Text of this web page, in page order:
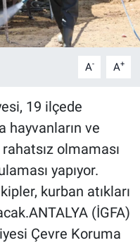
A- A+
19 ilçede
hayvanların ve
olmaması
yapıyor.
kurban atıkları
(İGFA)
Çevre Koruma